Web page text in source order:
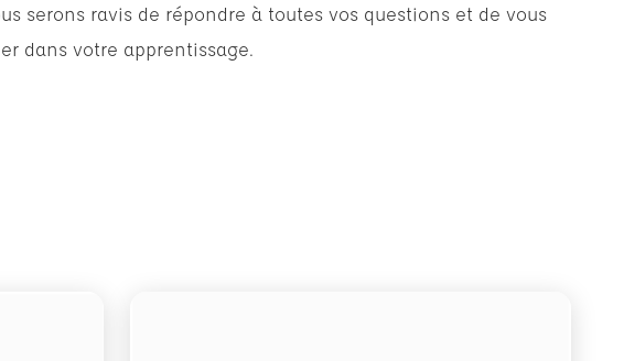
serons ravis de répondre à toutes vos questions et de vous
dans votre apprentissage.